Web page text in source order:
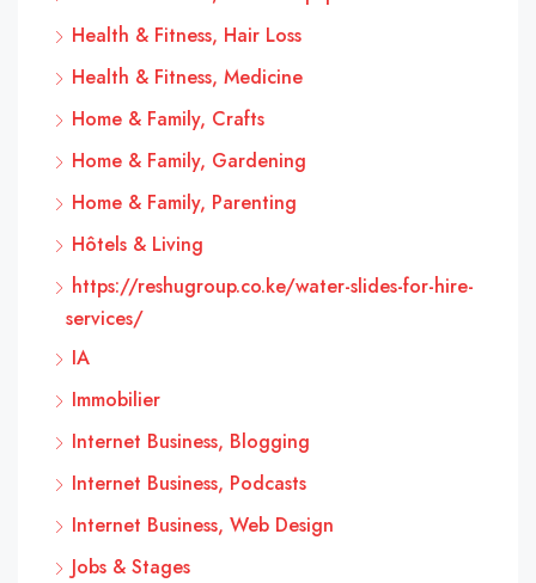
Health & Fitness, Hair Loss
Health & Fitness, Medicine
Home & Family, Crafts
Home & Family, Gardening
Home & Family, Parenting
Hôtels & Living
https://reshugroup.co.ke/water-slides-for-hire-
services/
IA
Immobilier
Internet Business, Blogging
Internet Business, Podcasts
Internet Business, Web Design
Jobs & Stages